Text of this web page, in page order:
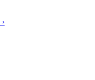
›